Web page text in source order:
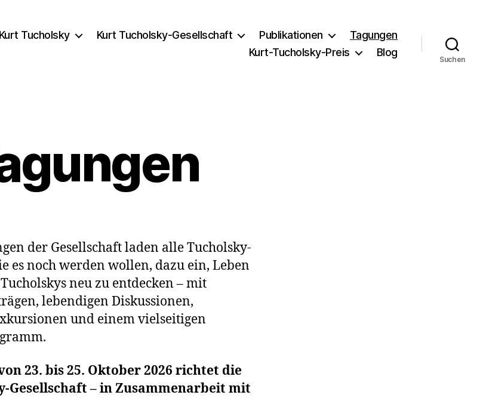
Kurt Tucholsky Kurt Tucholsky-Gesellschaft Publikationen
Tagungen
Kurt-Tucholsky-Preis
Blog
Suchen
der Gesellschaft laden alle Tucholsky-
es noch werden wollen, dazu ein, Leben
neu zu entdecken – mit
lebendigen Diskussionen,
und einem vielseitigen
23. bis 25. Oktober 2026 richtet die
– in Zusammenarbeit mit